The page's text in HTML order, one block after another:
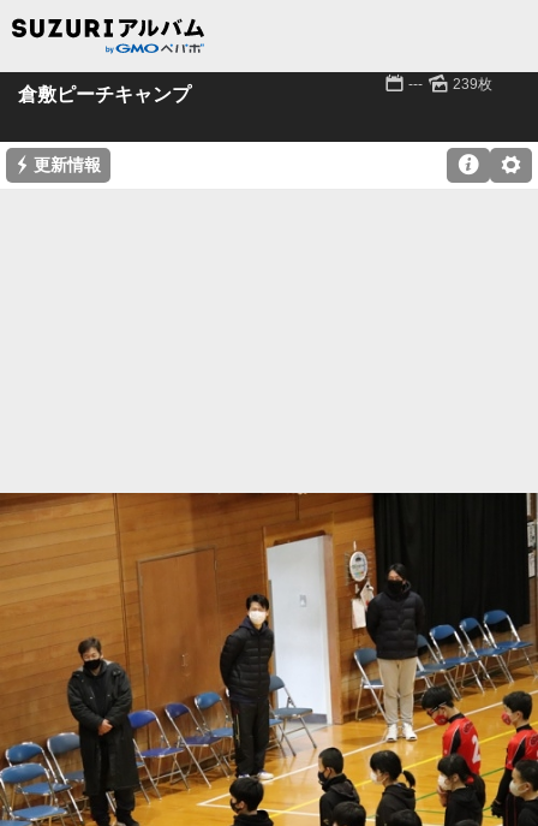
倉敷ピーチキャンプ 📅 --- 🌄 239枚
⚡ 更新情報 ⚙
